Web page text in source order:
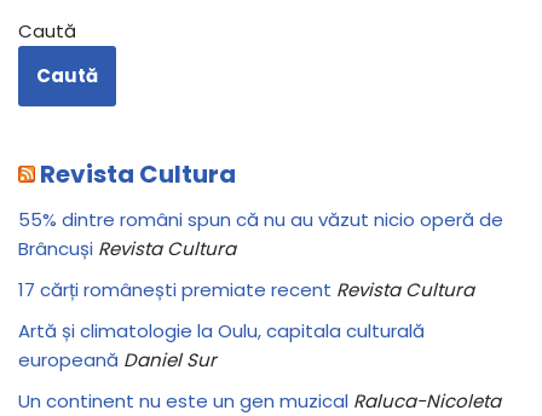
Caută
Caută
Revista Cultura
55% dintre români spun că nu au văzut nicio operă de
Brâncuși Revista Cultura
17 cărți românești premiate recent Revista Cultura
Artă și climatologie la Oulu, capitala culturală
europeană Daniel Sur
Un continent nu este un gen muzical Raluca-Nicoleta